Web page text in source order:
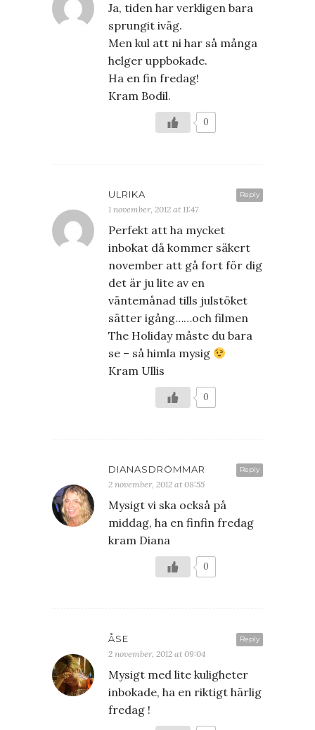
Ja, tiden har verkligen bara
sprungit iväg.
Men kul att ni har så många
helger uppbokade.
Ha en fin fredag!
Kram Bodil.
0
Reply
ULRIKA
1 november, 2012 at 11:47
Perfekt att ha mycket
inbokat då kommer säkert
november att gå fort för dig
det är ju lite av en
väntemånad tills julstöket
sätter igång……och filmen
The Holiday måste du bara
se – så himla mysig
Kram Ullis
0
Reply
DIANASDRÖMMAR
2 november, 2012 at 08:55
Mysigt vi ska också på
middag, ha en finfin fredag
kram Diana
0
Reply
ÅSE
2 november, 2012 at 09:04
Mysigt med lite kuligheter
inbokade, ha en riktigt härlig
fredag !